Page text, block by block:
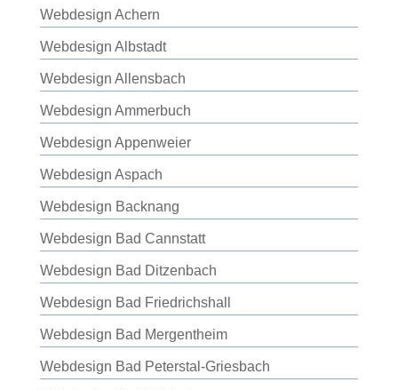
Webdesign Achern
Webdesign Albstadt
Webdesign Allensbach
Webdesign Ammerbuch
Webdesign Appenweier
Webdesign Aspach
Webdesign Backnang
Webdesign Bad Cannstatt
Webdesign Bad Ditzenbach
Webdesign Bad Friedrichshall
Webdesign Bad Mergentheim
Webdesign Bad Peterstal-Griesbach